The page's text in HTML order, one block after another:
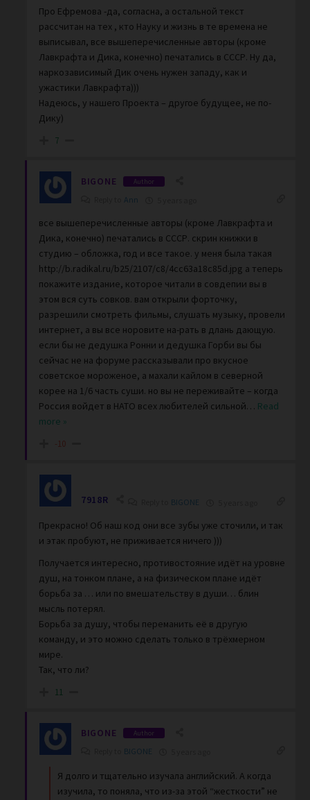
Про Ефремова -да, согласна, а остальной текст
рассчитан на тех , кто Науку и жизнь в те времена не
выписывал, все вышеперечисленные авторы (кроме
Лавкрафта и Дика, конечно) печатались в СССР. Ну да,
наркозависимый Дик очень нужен западу, как и
ужастики Лавкрафта)))
Надеюсь, у нашего Проекта – другое будущее, не по-
Дику)
7
BIGONE Author
Ann
все вышеперечисленные авторы (кроме Лавкрафта и
Дика, конечно) печатались в СССР. скрин книжки в
студию – обложка, год и все такое. у меня была такая
http://b.radikal.ru/b25/2107/c8/4cc63a18c85d.jpg а теперь
покажите издание, которое читали в совдепии вы в
этом вся суть совков. вам открыли форточку,
разрешили смотреть фильмы, слушать музыку, провели
интернет, а вы все норовите на-рать в длань дающую.
если бы не дедушка Ронни и дедушка Горби вы бы
сейчас не на форуме рассказывали про вкусное
советское мороженое, а махали кайлом в северной
корее на 1/6 часть суши. но вы не переживайте – когда
Россия войдет в НАТО всех любителей сильной… Read
more »
-10
7918R BIGONE
Прекрасно! Об наш код они все зубы уже сточили, и так
и этак пробуют, не приживается ничего )))
Получается интересно, противостояние идёт на уровне
душ, на тонком плане, а на физическом плане идёт
борьба за … или по вмешательству в души… блин
мысль потерял.
Борьба за душу, чтобы переманить её в другую
команду, и это можно сделать только в трёхмерном
мире.
Так, что ли?
11
BIGONE Author
BIGONE
Я долго и тщательно изучала английский. А когда
изучила, то поняла, что из-за этой “жесткости” не